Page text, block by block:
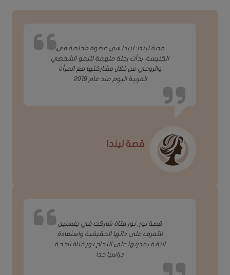
قصة ليندا: ليندا هي عضوة مخلصة في
الكنيسة، بدأت رحلة ملهمة للنمو الشخصي
والروحي من خلال مشاركتها مع المرأة
العربية اليوم منذ عام 2019
قصة ليندا
قصة نور: نور فتاة شاركت في جلستين
للتعرف على ذاتها الحقيقية واستعادة
الثقة بقدرتها على النجاح.نور فتاة ناجحة
دراسيا جدا